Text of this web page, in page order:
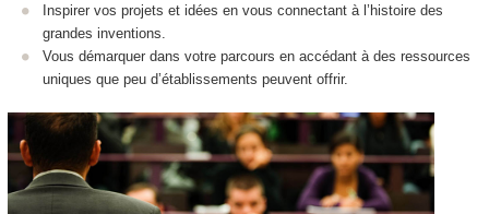
Inspirer vos projets et idées en vous connectant à l’histoire des
grandes inventions.
Vous démarquer dans votre parcours en accédant à des ressources
uniques que peu d’établissements peuvent offrir.